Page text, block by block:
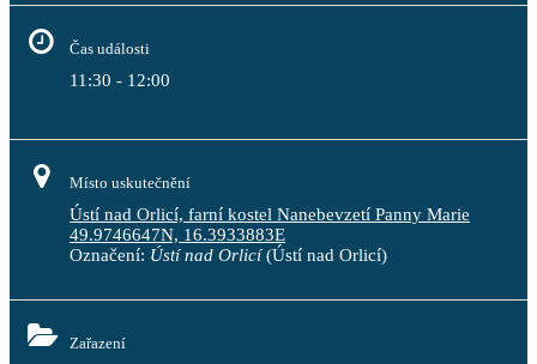
Čas události
11:30 - 12:00
Místo uskutečnění
Ústí nad Orlicí, farní kostel Nanebevzetí Panny Marie
49.9746647N, 16.3933883E
Označení: Ústí nad Orlicí(Ústí nad Orlicí)
Zařazení